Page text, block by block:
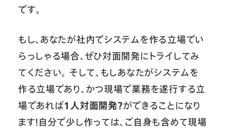
です。
もし、あなたが社内でシステムを作る立場でい
らっしゃる場合、ぜひ対面開発にトライしてみ
てください。 そして、もしあなたがシステムを
作る立場であり、かつ現場で業務を遂行する立
場であれば1人対面開発？ができることになり
ます！自分で少し作っては、ご自身も含めて現場